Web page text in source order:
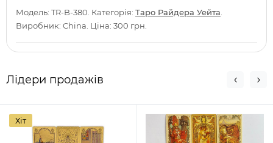
Модель: TR-B-380. Категорія: Таро Райдера Уейта
Виробник: China. Ціна: 300 грн.
Лідери продажів
Хіт